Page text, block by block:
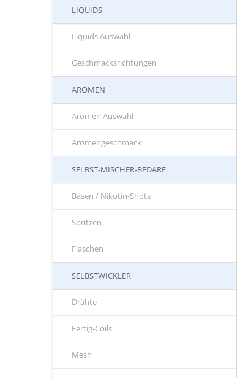
LIQUIDS
Liquids Auswahl
Geschmacksrichtungen
AROMEN
Aromen Auswahl
Aromengeschmack
SELBST-MISCHER-BEDARF
Basen / Nikotin-Shots
Spritzen
Flaschen
SELBSTWICKLER
Drähte
Fertig-Coils
Mesh